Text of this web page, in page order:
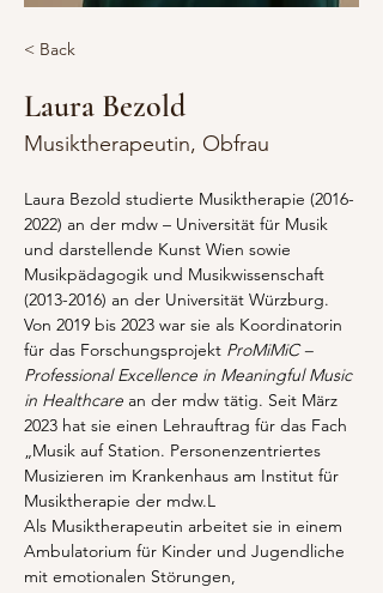
< Back
Laura Bezold
Musiktherapeutin, Obfrau
Laura Bezold studierte Musiktherapie (2016-
2022) an der mdw – Universität für Musik
und darstellende Kunst Wien sowie
Musikpädagogik und Musikwissenschaft
(2013-2016) an der Universität Würzburg.
Von 2019 bis 2023 war sie als Koordinatorin
für das Forschungsprojekt ProMiMiC –
Professional Excellence in Meaningful Music
in Healthcare an der mdw tätig. Seit März
2023 hat sie einen Lehrauftrag für das Fach
„Musik auf Station. Personenzentriertes
Musizieren im Krankenhaus am Institut für
Musiktherapie der mdw.L
Als Musiktherapeutin arbeitet sie in einem
Ambulatorium für Kinder und Jugendliche
mit emotionalen Störungen,